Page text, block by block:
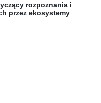
rozpoznania i
przez ekosystemy